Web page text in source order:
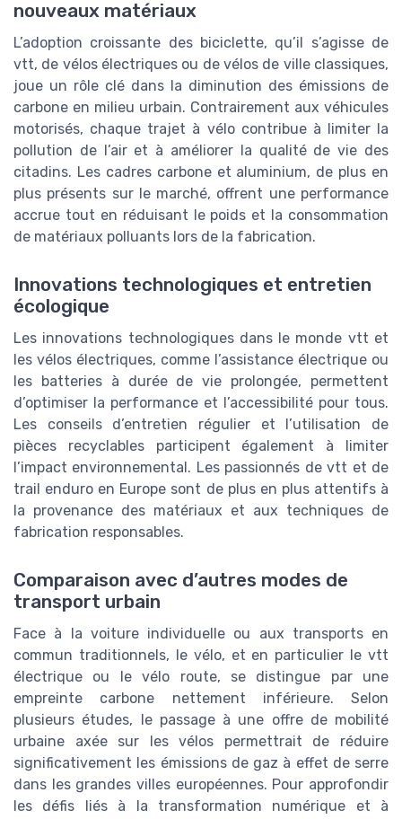
nouveaux matériaux
L’adoption croissante des biciclette, qu’il s’agisse de
vtt, de vélos électriques ou de vélos de ville classiques,
joue un rôle clé dans la diminution des émissions de
carbone en milieu urbain. Contrairement aux véhicules
motorisés, chaque trajet à vélo contribue à limiter la
pollution de l’air et à améliorer la qualité de vie des
citadins. Les cadres carbone et aluminium, de plus en
plus présents sur le marché, offrent une performance
accrue tout en réduisant le poids et la consommation
de matériaux polluants lors de la fabrication.
Innovations technologiques et entretien
écologique
Les innovations technologiques dans le monde vtt et
les vélos électriques, comme l’assistance électrique ou
les batteries à durée de vie prolongée, permettent
d’optimiser la performance et l’accessibilité pour tous.
Les conseils d’entretien régulier et l’utilisation de
pièces recyclables participent également à limiter
l’impact environnemental. Les passionnés de vtt et de
trail enduro en Europe sont de plus en plus attentifs à
la provenance des matériaux et aux techniques de
fabrication responsables.
Comparaison avec d’autres modes de
transport urbain
Face à la voiture individuelle ou aux transports en
commun traditionnels, le vélo, et en particulier le vtt
électrique ou le vélo route, se distingue par une
empreinte carbone nettement inférieure. Selon
plusieurs études, le passage à une offre de mobilité
urbaine axée sur les vélos permettrait de réduire
significativement les émissions de gaz à effet de serre
dans les grandes villes européennes. Pour approfondir
les défis liés à la transformation numérique et à